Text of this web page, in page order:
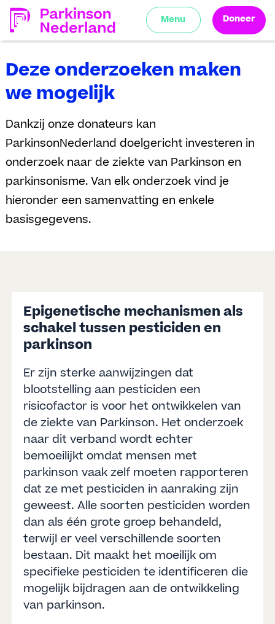
Menu Doneer
Deze onderzoeken maken
we mogelijk
Dankzij onze donateurs kan
ParkinsonNederland doelgericht investeren in
onderzoek naar de ziekte van Parkinson en
parkinsonisme. Van elk onderzoek vind je
hieronder een samenvatting en enkele
basisgegevens.
Epigenetische mechanismen als
schakel tussen pesticiden en
parkinson
Er zijn sterke aanwijzingen dat
blootstelling aan pesticiden een
risicofactor is voor het ontwikkelen van
de ziekte van Parkinson. Het onderzoek
naar dit verband wordt echter
bemoeilijkt omdat mensen met
parkinson vaak zelf moeten rapporteren
dat ze met pesticiden in aanraking zijn
geweest. Alle soorten pesticiden worden
dan als één grote groep behandeld,
terwijl er veel verschillende soorten
bestaan. Dit maakt het moeilijk om
specifieke pesticiden te identificeren die
mogelijk bijdragen aan de ontwikkeling
van parkinson.